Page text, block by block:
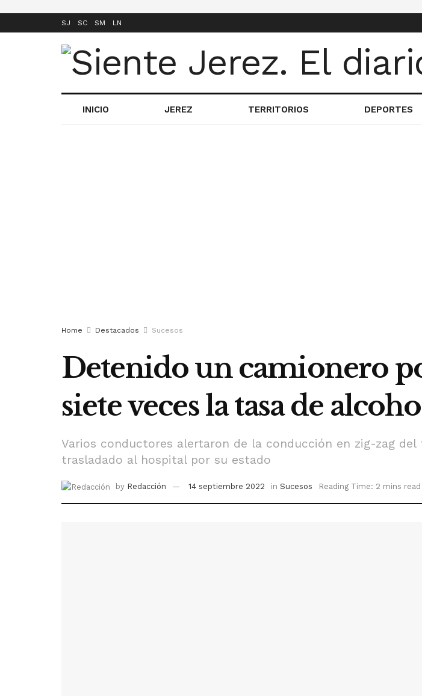
SJ SC SM LN
INICIO JEREZ TERRITORIOS DEPORTES
Home Destacados Sucesos
Detenido un camionero
siete veces la tasa de
Varios conductores alertaron de la conducción en zig-zag
trasladado al hospital por su estado
by Redacción 14 septiembre 2022 in Sucesos Reading Time: 2 mins read